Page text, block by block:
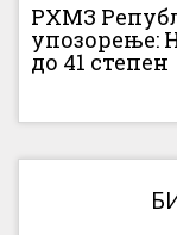
РХМЗ
упозорење:
до 41 степен